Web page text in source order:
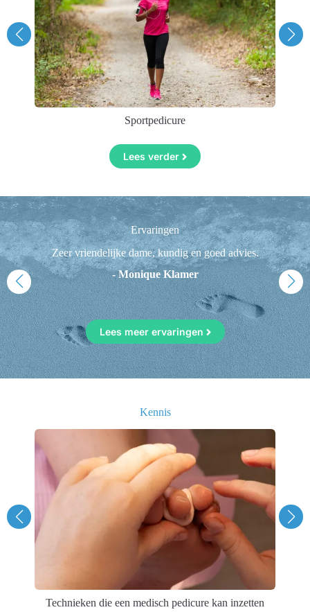
Sportpedicure
Lees verder
Ervaringen
Zeer vriendelijke dame, kundig en goed advies.
- Monique Klamer
Lees meer ervaringen
Kennis
Technieken die een medisch pedicure kan inzetten